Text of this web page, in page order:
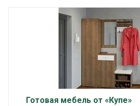
Готовая мебель от «Купе»